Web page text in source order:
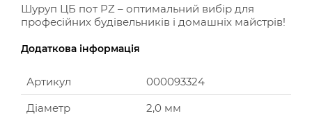
Шуруп ЦБ пот PZ – оптимальний вибір для
професійних будівельників і домашніх майстрів!
Додаткова інформація
Артикул
000093324
Діаметр
2,0 мм